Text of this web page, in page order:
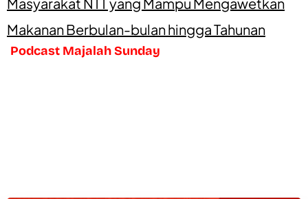
Makanan Berbulan-bulan hingga Tahunan
Podcast Majalah Sunday